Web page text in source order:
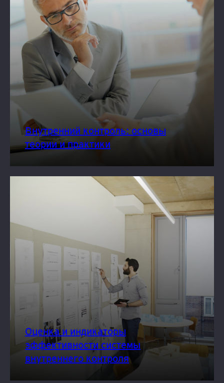
Внутренний контроль: основы
теории и практики
Оценка и индикаторы
эффективности системы
внутреннего контроля